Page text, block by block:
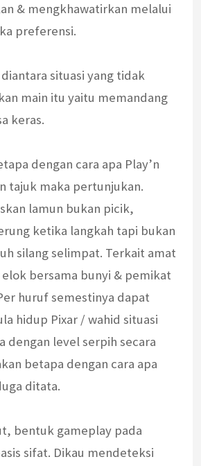
& mengkhawatirkan melalui
preferensi.
situasi yang tidak
main itu yaitu memandang
keras.
dengan cara apa Play’n
tajuk maka pertunjukan.
lamun bukan picik,
ketika langkah tapi bukan
silang selimpat. Terkait amat
bersama bunyi & pemikat
huruf semestinya dapat
hidup Pixar / wahid situasi
dengan level serpih secara
betapa dengan cara apa
ditata.
bentuk gameplay pada
sifat. Dikau mendeteksi